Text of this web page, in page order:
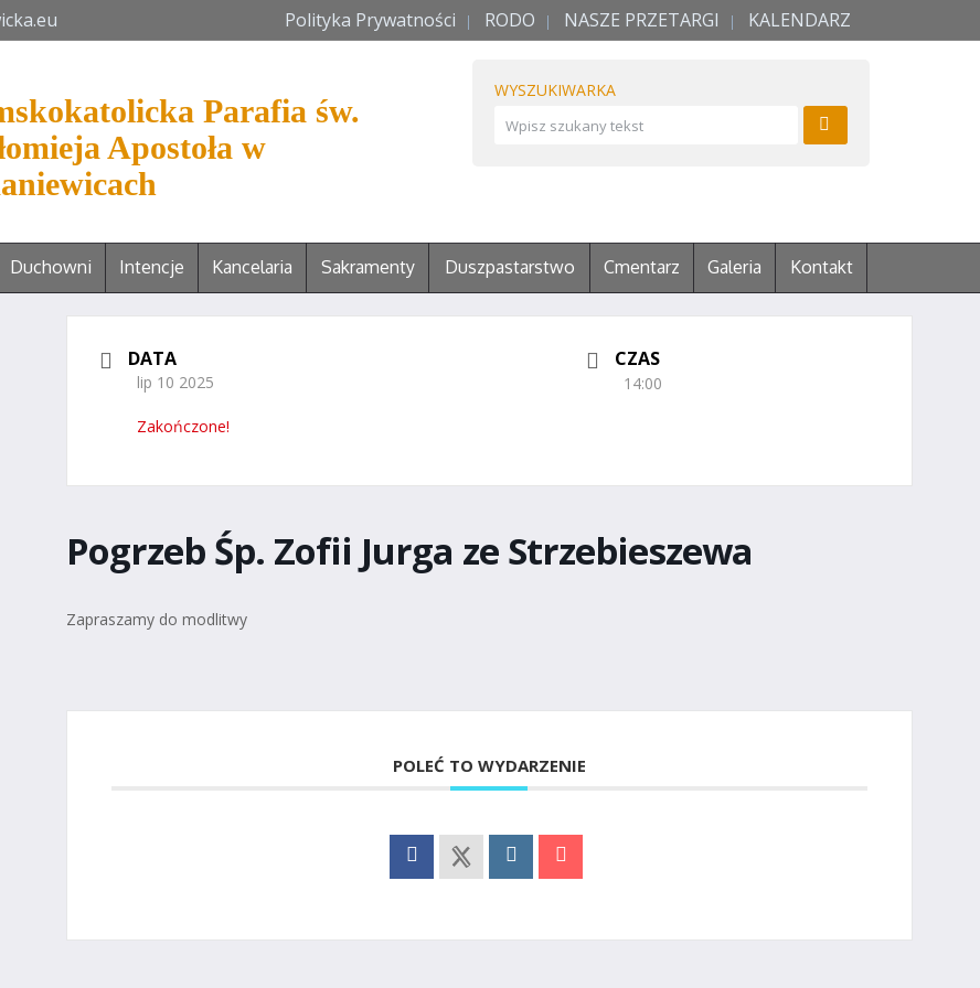
Polityka Prywatności RODO NASZE PRZETARGI KALENDARZ
Parafia św.
Apostoła w
WYSZUKIWARKA
Duchowni Intencje Kancelaria Sakramenty Duszpastarstwo Cmentarz Galeria Kontakt
DATA
lip 10 2025
Zakończone!
CZAS
14:00
Pogrzeb Śp. Zofii Jurga ze Strzebieszewa
Zapraszamy do modlitwy
POLEĆ TO WYDARZENIE